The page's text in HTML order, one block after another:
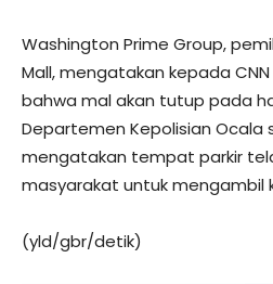
Washington Prime Group,
Mall, mengatakan kepada
bahwa mal akan tutup pada
Departemen Kepolisian Ocala
mengatakan tempat parkir
masyarakat untuk mengambil
(yld/gbr/detik)